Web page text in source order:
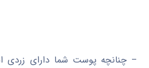
– چنانچه پوست شما دارای زردی